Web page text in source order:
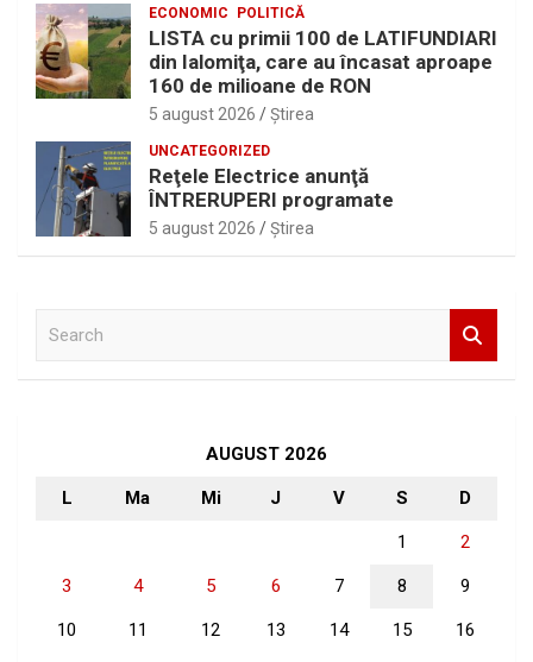
ECONOMIC POLITICĂ
LISTA cu primii 100 de LATIFUNDIARI
din Ialomiţa, care au încasat aproape
160 de milioane de RON
5 august 2026 Ştirea
UNCATEGORIZED
Reţele Electrice anunţă
ÎNTRERUPERI programate
5 august 2026 Ştirea
AUGUST 2026
L Ma Mi J V S D
1 2
3 4 5 6 7 8 9
10 11 12 13 14 15 16